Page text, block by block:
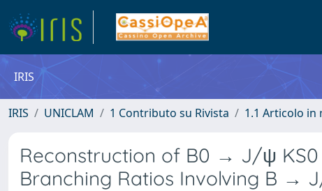
IRIS
IRIS UNICLAM 1 Contributo su Rivista 1.1 Articolo in
Reconstruction of B0 → J/ψ
Branching Ratios Involving B →